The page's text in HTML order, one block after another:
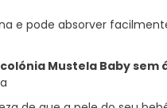
e pode absorver
colónia Mustela Baby sem